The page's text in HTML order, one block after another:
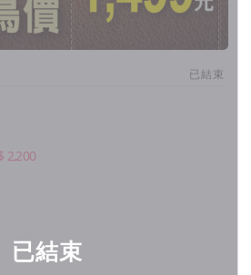
件大功告成！
号可写两篇文章
单 客制化需求
ChatGPT有何不同？
已結束
已結束
2,200